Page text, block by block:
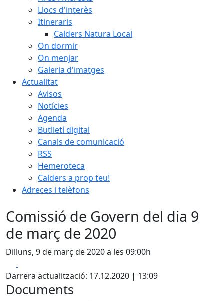
Llocs d'interès
Itineraris
Calders Natura Local
On dormir
On menjar
Galeria d'imatges
Actualitat
Avisos
Notícies
Agenda
Butlletí digital
Canals de comunicació
RSS
Hemeroteca
Calders a prop teu!
Adreces i telèfons
Comissió de Govern del dia 9
de març de 2020
Dilluns, 9 de març de 2020 a les 09:00h
Darrera actualització: 17.12.2020 | 13:09
Documents